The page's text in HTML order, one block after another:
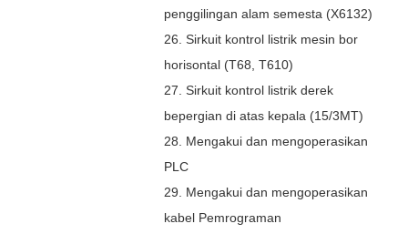
penggilingan alam semesta (X6132)
26. Sirkuit kontrol listrik mesin bor
horisontal (T68, T610)
27. Sirkuit kontrol listrik derek
bepergian di atas kepala (15/3MT)
28. Mengakui dan mengoperasikan
PLC
29. Mengakui dan mengoperasikan
kabel Pemrograman